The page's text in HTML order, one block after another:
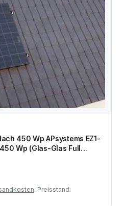
450 Wp APsystems EZ1-
Wp (Glas-Glas Full
. Preisstand: